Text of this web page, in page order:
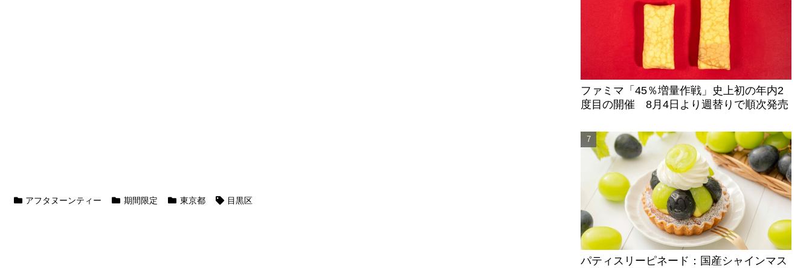
アフタヌーンティー 期間限定 東京都 目黒区
ファミマ「45％増量作戦」史上初の年内2
度目の開催 8月4日より週替りで順次発売
パティスリーピネード：国産シャインマス